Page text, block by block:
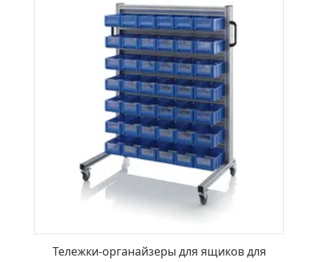
Тележки-органайзеры для ящиков для